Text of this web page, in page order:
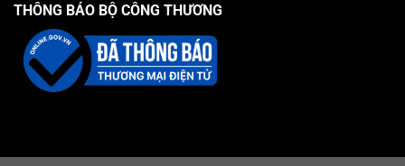
THÔNG BÁO BỘ CÔNG THƯƠNG